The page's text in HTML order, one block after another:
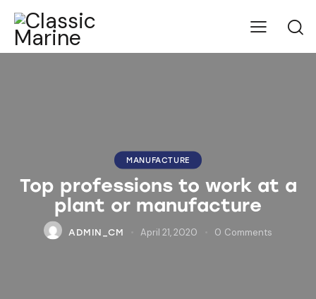
MANUFACTURE
Top professions to work at a
plant or manufacture
ADMIN_CM April 21, 2020 0 Comments